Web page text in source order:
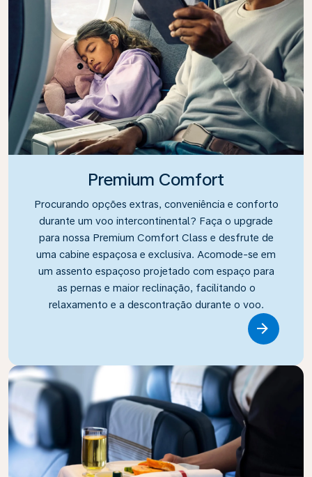
Premium Comfort
Procurando opções extras, conveniência e conforto
durante um voo intercontinental? Faça o upgrade
para nossa Premium Comfort Class e desfrute de
uma cabine espaçosa e exclusiva. Acomode-se em
um assento espaçoso projetado com espaço para
as pernas e maior reclinação, facilitando o
relaxamento e a descontração durante o voo.